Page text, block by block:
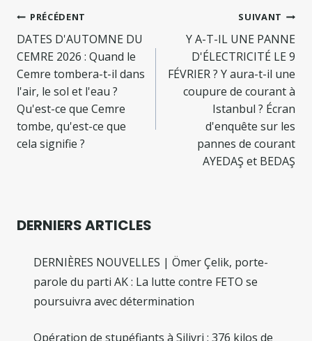
Navigation
de
l’article
PRÉCÉDENT
DATES D'AUTOMNE DU
CEMRE 2026 : Quand le
Cemre tombera-t-il dans
l'air, le sol et l'eau ?
Qu'est-ce que Cemre
tombe, qu'est-ce que
cela signifie ?
SUIVANT
Y A-T-IL UNE PANNE
D'ÉLECTRICITÉ LE 9
FÉVRIER ? Y aura-t-il une
coupure de courant à
Istanbul ? Écran
d'enquête sur les
pannes de courant
AYEDAŞ et BEDAŞ
DERNIERS ARTICLES
DERNIÈRES NOUVELLES | Ömer Çelik, porte-
parole du parti AK : La lutte contre FETO se
poursuivra avec détermination
Opération de stupéfiants à Silivri : 376 kilos de